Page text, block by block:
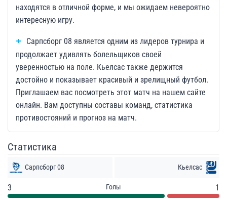
находятся в отличной форме, и мы ожидаем невероятно
интересную игру.
Сарпсборг 08 является одним из лидеров турнира и
продолжает удивлять болельщиков своей
уверенностью на поле. Кьелсас также держится
достойно и показывает красивый и зрелищный футбол.
Приглашаем вас посмотреть этот матч на нашем сайте
онлайн. Вам доступны составы команд, статистика
противостояний и прогноз на матч.
Статистика
Сарпсборг 08 Кьелсас
3 Голы 1